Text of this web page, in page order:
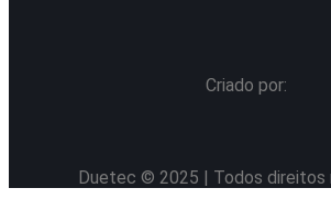
Criado por:
Duetec © 2025 | Todos direitos